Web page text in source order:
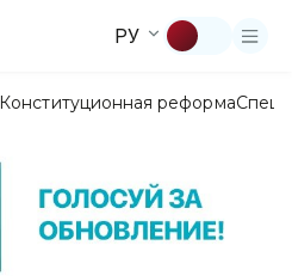
РУ
Конституционная реформа